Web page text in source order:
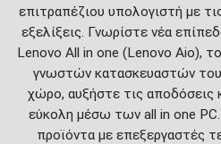
επιτραπέζιου υπολογιστή με
εξελίξεις. Γνωρίστε νέα
Lenovo All in one (Lenovo Aio),
γνωστών κατασκευαστών
χώρο, αυξήστε τις αποδόσεις
εύκολη μέσω των all in one
προϊόντα με επεξεργαστές